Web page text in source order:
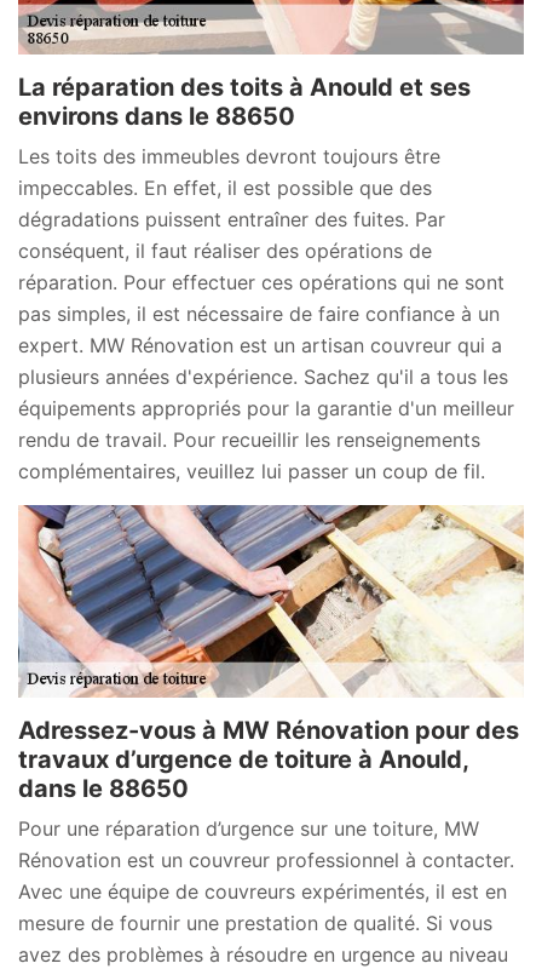
La réparation des toits à Anould et ses
environs dans le 88650
Les toits des immeubles devront toujours être
impeccables. En effet, il est possible que des
dégradations puissent entraîner des fuites. Par
conséquent, il faut réaliser des opérations de
réparation. Pour effectuer ces opérations qui ne sont
pas simples, il est nécessaire de faire confiance à un
expert. MW Rénovation est un artisan couvreur qui a
plusieurs années d'expérience. Sachez qu'il a tous les
équipements appropriés pour la garantie d'un meilleur
rendu de travail. Pour recueillir les renseignements
complémentaires, veuillez lui passer un coup de fil.
Adressez-vous à MW Rénovation pour des
travaux d’urgence de toiture à Anould,
dans le 88650
Pour une réparation d’urgence sur une toiture, MW
Rénovation est un couvreur professionnel à contacter.
Avec une équipe de couvreurs expérimentés, il est en
mesure de fournir une prestation de qualité. Si vous
avez des problèmes à résoudre en urgence au niveau